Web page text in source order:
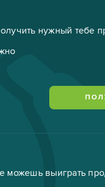
нужный тебе
можешь выиграть